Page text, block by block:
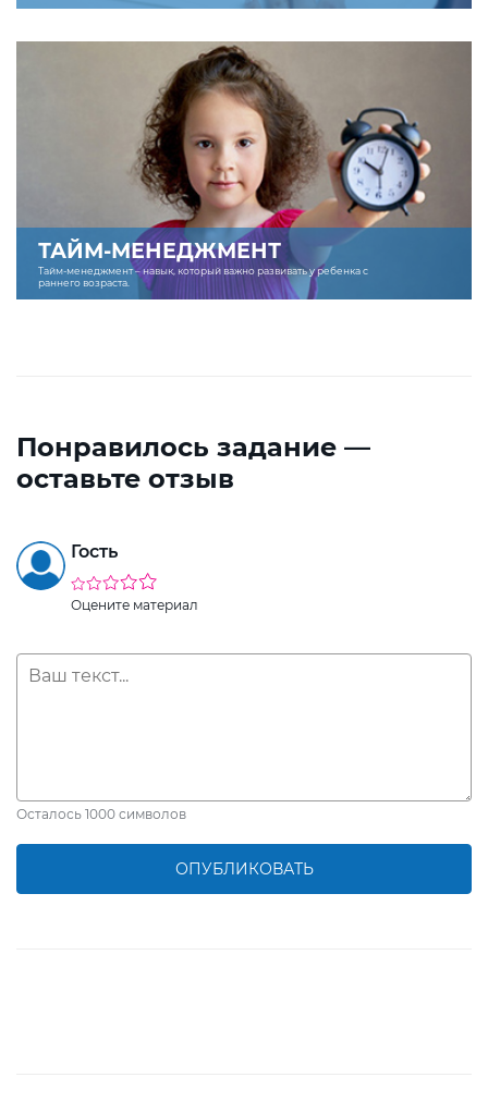
ТАЙМ-МЕНЕДЖМЕНТ
Тайм-менеджмент – навык, который важно развивать у ребенка с
раннего возраста.
Понравилось задание —
оставьте отзыв
Гость
Оцените материал
Осталось 1000 символов
ОПУБЛИКОВАТЬ